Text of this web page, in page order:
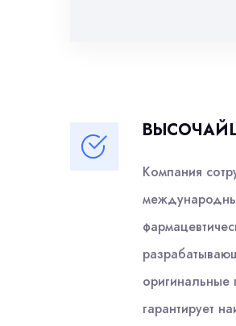
Компания
оригинальные
гарантирует